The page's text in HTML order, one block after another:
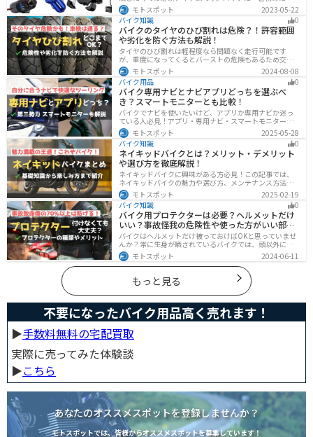
けたいグッズです。この記事では、そんなバイク用USB電
源の種類や選び方、オススメ商品を厳選して紹介します
ので、ぜひ参考にしてください。
モトスポット
2023-05-22
バイク知識
0
バイクのタイヤのひび割れは危険？！許容範囲
や劣化を防ぐ方法も解説！
タイヤのひび割れは軽程度なら問題なく走行可能です
が、重度になってくるとバーストの危険もあるため交換
が必要です。どの程度なら大丈夫なのか、タイヤのひび
割れを防ぐ方法などまとめました。快適安全にバイクに
乗るためにもしっかりとチェックしておきましょう。
モトスポット
2024-08-08
バイク用品
0
バイク専用ナビとナビアプリどっちを選ぶべ
き？スマートモニターとも比較！
バイクでナビを使いたいけど、アプリか専用ナビか迷っ
ている人必見！アプリ・専用ナビ・スマートモニターの
メリット、デメリット、どんな人にオススメなのかを解
説します。自分に合ったナビを見つけて快適なツーリン
グライフを送りましょう！
モトスポット
2025-05-28
バイク知識
0
ネイキッドバイクとは？メリット・デメリット
や選び方を徹底解説！
ネイキッドバイクに興味がある方必見！この記事では、
ネイキッドバイクの魅力や選び方、メンテナンス方法な
どを解説しています。実は、ネイキッドバイクは、操作
性に優れており、初心者にも優しいバイクです。この記
事を読めば、ネイキッドバイクへの理解が深まります。
モトスポット
2025-02-19
バイク知識
0
バイク用プロテクターは必要？ヘルメットだけ
いい？事故怪我の危険性や使った方がいい部位
も解説
バイクはヘルメットだけ被っておけばOKと思っていませ
んか？常に生身が晒されているバイクでは、頭以外にも
胸・背中・脚・腕など怪我のリスクが非常に高いです。
プロテクターをちゃんと付けていれば事故の致命傷の7
0%は防げると言われています。安全にバイクに乗るため
にプロテクターの種類やつけた方が良い部位などをまと
めました。
モトスポット 2024-06-11
もっと見る
不要になったバイク用品高く売れます！
▶︎手数料無料の宅配買取
実際に売ってみた体験談
▶︎こちら
あなたのオススメスポットを登録しませんか？
モトスポットでは、皆様からオススメスポットを募集しています！